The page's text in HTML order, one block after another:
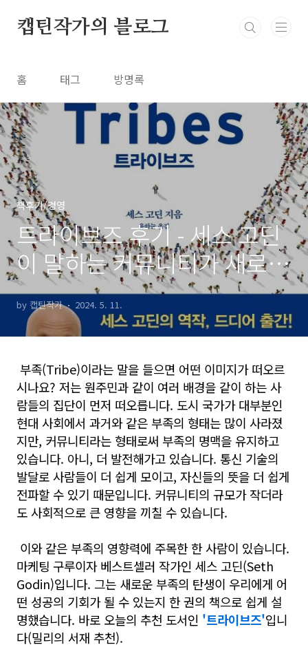
캡틴작가의 블로그
홈 태그 방명록
책후기/경영
트라이브즈 후기 - 세스 고딘
이 말하는 커뮤니티가 새로운
성공의 열쇠인 이유
by 캡틴작가 2024. 5. 11.
부족(Tribe)이라는 말을 들으면 어떤 이미지가 떠오르
시나요? 저는 원주민과 같이 여러 배경을 같이 하는 사
람들의 집단이 먼저 떠오릅니다. 도시 국가가 대부분인
현대 사회에서 과거와 같은 부족의 형태는 많이 사라졌
지만, 커뮤니티라는 형태로써 부족의 명맥을 유지하고
있습니다. 아니, 더 발전해가고 있습니다. 통신 기술의
발달로 사람들이 더 쉽게 모이고, 자신들의 뜻을 더 쉽게
전파할 수 있기 때문입니다. 커뮤니티의 규모가 작더라
도 사회적으로 큰 영향을 끼칠 수 있습니다.
이와 같은 부족의 영향력에 주목한 한 사람이 있습니다.
마케팅 구루이자 베스트셀러 작가인 세스 고딘(Seth
Godin)입니다. 그는 새로운 부족의 탄생이 우리에게 어
떤 성공의 기회가 될 수 있는지 한 권의 책으로 쉽게 설
명했습니다. 바로 오늘의 추천 도서인 '트라이브즈'입니
다(밀리의 서재 추천).